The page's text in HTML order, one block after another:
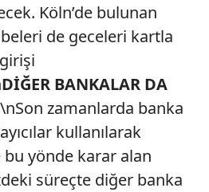
Köln’de bulunan
de geceleri kartla
DİĞER BANKALAR DA
zamanlarda banka
kullanılarak
bu yönde karar alan
süreçte diğer banka